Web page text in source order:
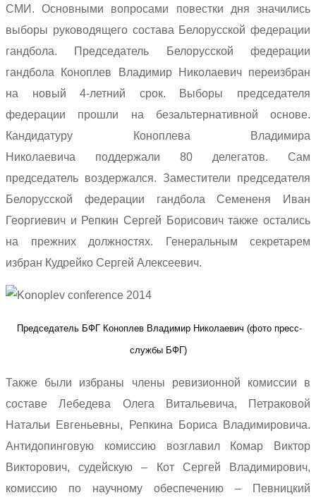
СМИ. Основными вопросами повестки дня значились
выборы руководящего состава Белорусской федерации
гандбола. Председатель Белорусской федерации
гандбола Коноплев Владимир Николаевич переизбран
на новый 4-летний срок. Выборы председателя
федерации прошли на безальтернативной основе.
Кандидатуру Коноплева Владимира
Николаевича поддержали 80 делегатов. Сам
председатель воздержался. Заместители председателя
Белорусской федерации гандбола Семененя Иван
Георгиевич и Репкин Сергей Борисович также остались
на прежних должностях. Генеральным секретарем
избран Кудрейко Сергей Алексеевич.
Председатель БФГ Коноплев Владимир Николаевич (фото пресс-
службы БФГ)
Также были избраны члены ревизионной комиссии в
составе Лебедева Олега Витальевича, Петраковой
Натальи Евгеньевны, Репкина Бориса Владимировича.
Антидопинговую комиссию возглавил Комар Виктор
Викторович, судейскую – Кот Сергей Владимирович,
комиссию по научному обеспечению – Певницкий